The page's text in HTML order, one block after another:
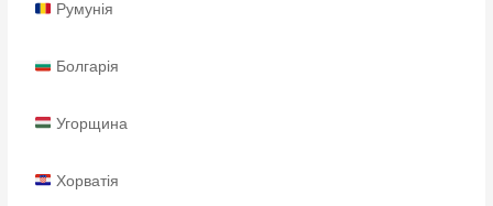
Румунія
Болгарія
Угорщина
Хорватія